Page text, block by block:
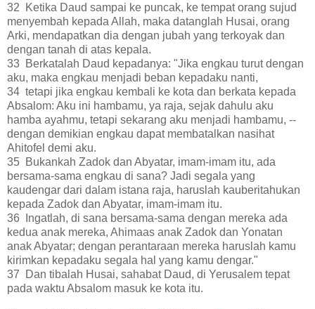
32 Ketika Daud sampai ke puncak, ke tempat orang sujud
menyembah kepada Allah, maka datanglah Husai, orang
Arki, mendapatkan dia dengan jubah yang terkoyak dan
dengan tanah di atas kepala.
33 Berkatalah Daud kepadanya: "Jika engkau turut dengan
aku, maka engkau menjadi beban kepadaku nanti,
34 tetapi jika engkau kembali ke kota dan berkata kepada
Absalom: Aku ini hambamu, ya raja, sejak dahulu aku
hamba ayahmu, tetapi sekarang aku menjadi hambamu, --
dengan demikian engkau dapat membatalkan nasihat
Ahitofel demi aku.
35 Bukankah Zadok dan Abyatar, imam-imam itu, ada
bersama-sama engkau di sana? Jadi segala yang
kaudengar dari dalam istana raja, haruslah kauberitahukan
kepada Zadok dan Abyatar, imam-imam itu.
36 Ingatlah, di sana bersama-sama dengan mereka ada
kedua anak mereka, Ahimaas anak Zadok dan Yonatan
anak Abyatar; dengan perantaraan mereka haruslah kamu
kirimkan kepadaku segala hal yang kamu dengar."
37 Dan tibalah Husai, sahabat Daud, di Yerusalem tepat
pada waktu Absalom masuk ke kota itu.